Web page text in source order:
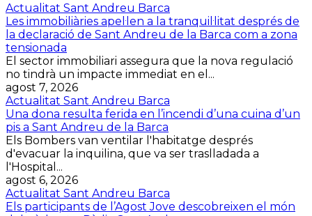
Actualitat Sant Andreu Barca
Les immobiliàries apel·len a la tranquil·litat després de
la declaració de Sant Andreu de la Barca com a zona
tensionada
El sector immobiliari assegura que la nova regulació
no tindrà un impacte immediat en el...
agost 7, 2026
Actualitat Sant Andreu Barca
Una dona resulta ferida en l’incendi d’una cuina d’un
pis a Sant Andreu de la Barca
Els Bombers van ventilar l'habitatge després
d'evacuar la inquilina, que va ser traslladada a
l'Hospital...
agost 6, 2026
Actualitat Sant Andreu Barca
Els participants de l’Agost Jove descobreixen el món